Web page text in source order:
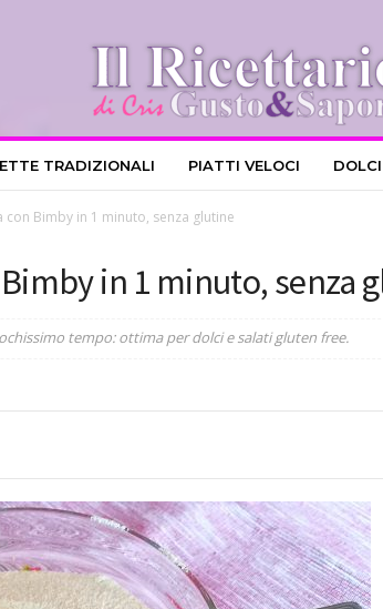
TRADIZIONALI PIATTI VELOCI
con Bimby in 1 minuto, senza glutine
in 1 minuto, senza
tempo: ottima per dolci e salati gluten free.